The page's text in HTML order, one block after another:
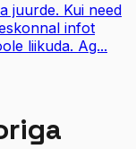
juurde. Kui need
infot
liikuda. Ag...